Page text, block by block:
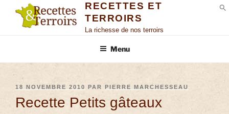
RECETTES ET
TERROIRS
La richesse de nos terroirs
Menu
18 NOVEMBRE 2010 PAR PIERRE MARCHESSEAU
Recette Petits gâteaux